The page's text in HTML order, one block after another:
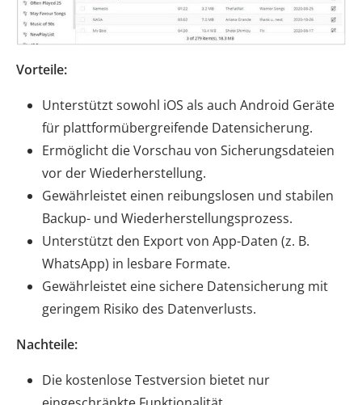
Vorteile:
Unterstützt sowohl iOS als auch Android Geräte
für plattformübergreifende Datensicherung.
Ermöglicht die Vorschau von Sicherungsdateien
vor der Wiederherstellung.
Gewährleistet einen reibungslosen und stabilen
Backup- und Wiederherstellungsprozess.
Unterstützt den Export von App-Daten (z. B.
WhatsApp) in lesbare Formate.
Gewährleistet eine sichere Datensicherung mit
geringem Risiko des Datenverlusts.
Nachteile:
Die kostenlose Testversion bietet nur